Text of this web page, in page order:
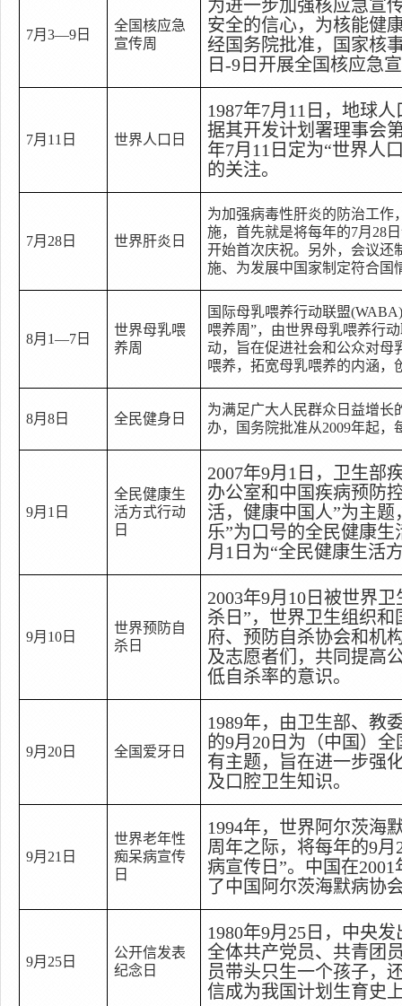
7月3—9 日
全国核应急
宣传周
为进一步加强核应急宣
安全的信心，为核能健
经国务院批准，国家核
日-9 日开展全国核应急
7月 11 日 世界人口日
1987年7月 11 日 ，地球人
据其开发计划署理事会
年7月 11 日定为“世界人
的关注。
7月 28 日 世界肝炎日
为加强病毒性肝炎的防治工作
施，首先就是将每年的7月 28 日
开始首次庆祝。另外，会议还
施、为发展中国家制定符合国
8月 1—7 日
世界母乳喂
养周
国际母乳喂养行动联盟
喂养周”，由世界母乳喂养行
动，旨在促进社会和公众对母
喂养，拓宽母乳喂养的内涵，
8月8 日 全民健身日
为满足广大人民群众日益增长
办，国务院批准从2009年起，
9月 1 日
全民健康生
活方式行动
日
2007年9月 1 日 ，卫生部
办公室和中国疾病预防
活，健康中国人”为主题
乐”为口号的全民健康
月 1 日 为“全民健康生活
9月 10 日
世界预防自
杀日
2003年9月 10 日被世界卫
杀日”，世界卫生组织
府、预防自杀协会和机
及志愿者们，共同提高
低自杀率的意识。
9月 20 日 全国爱牙日
1989年，由卫生部、教
的9月 20 日 为（中国）
有主题，旨在进一步强
及口腔卫生知识。
9月 21 日
世界老年性
痴呆病宣传
日
1994年，世界阿尔茨海
周年之际，将每年的9月
病宣传日”。中国在2001
了中国阿尔茨海默病协
9月 25 日
公开信发表
纪念日
1980年9月 25 日 ，中央
全体共产党员、共青团
员带头只生一个孩子，
信成为我国计划生育史